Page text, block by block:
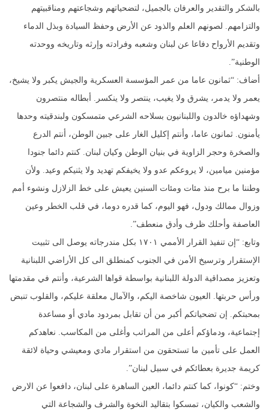
بالشكر والتقدير والعرفان بالجميل، لتضحياتهم وشجاعتهم ومناقبيتهم
والتزامهم. لصونهم العلم والذود عن الأرض وحفظ السيادة وبذل الدماء
وتقديم الأرواح دفاعا عن لبنان وشعبه وفرادته وإرثه وتاريخه ووحدته
الوطنية”.
أضاف: “ثمانون عاما من عمر المؤسسة العسكرية والجيش يكبر ولا يشيخ،
يعمر ولا يدمر، يشرق ولا يغيب، ينتصر ولا ينكسر. أبطاله منتصرون
وشهداؤه خالدون واللبنانيون بسلاحه الشرعي متمسكون ولبندقيته وحدها
يأمنون. ثمانون عاما، وأنتم إكليل الغار على جبين الوطن، أنتم الدرع
والصخرة وحجر الزاوية في بنيان الوطن وكيان لبنان. كنتم دائما جنودا
مؤمنين ميامين، لا يروعكم عدو ولا يخيفكم تهديد ولا يثنيكم وعيد. ولأن
وطننا ما برح منذ مئات ومئات السنين يعيش على خط الزلازل ونشوء أمم
وزوال ممالك ودول، فهو اليوم، كما قدره دوما، في قلب الخطر وعين
العاصفة وأحلك ظرف وأدق منعطف”.
وتابع: “إن تنفيذ القرار الأممي ١٧٠١ بكل مندرجاته يوصل الى تثبيت
الإستقرار وترسيخ الأمن في الجنوب كمنطلق الى كل الأراضي اللبنانية
وتعزيز مصداقية الدولة اللبنانية بواسطة قواها الشرعية، وأنتم في مقدمتها
ورأس حربتها. العيون شاخصة اليكم، والآمال معلقة عليكم، والقلوب تنبض
بمحبتكم. إن تضحياتكم أكبر من أن تقابل بمردود مادي أو مساعدة
إجتماعية، ودماؤكم أعلى من المراتب وأغلى من المكاسب. نعاهدكم
العمل على تأمين ما تستحقون من استقرار مادي ومعيشي وحياة لائقة
كريمة جديرة بعطائكم في سبيل لبنان”.
وختم: “كونوا، كما كنتم دائما، العين الساهرة على لبنان، دافعوا عن الارض
والشعب والكيان، تمسكوا بتقاليد النخوة والشرف والشجاعة التي